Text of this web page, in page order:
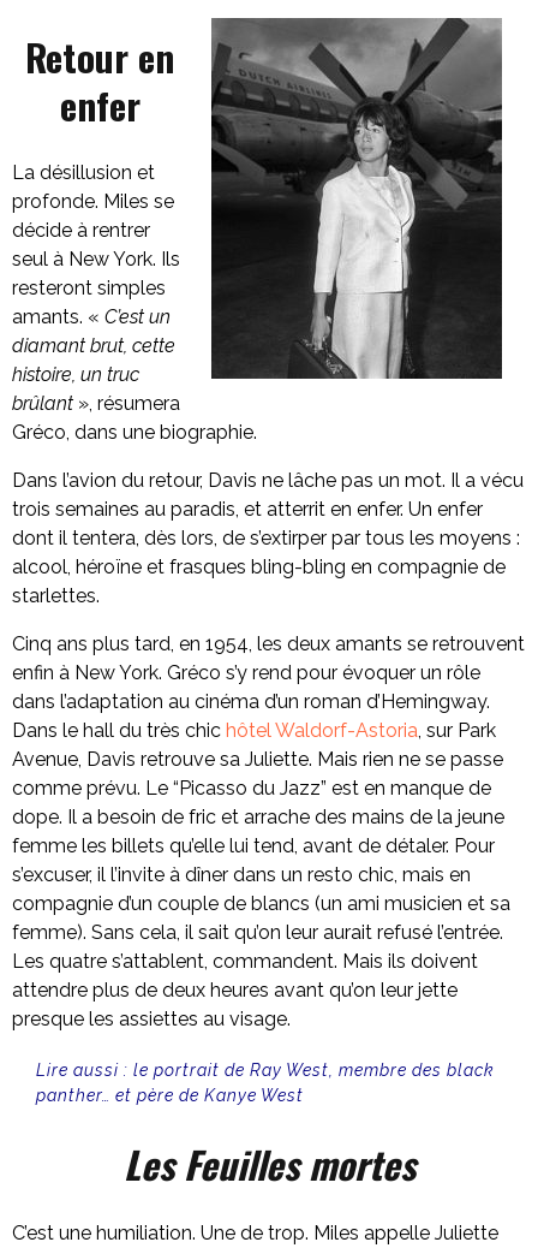
Retour en
enfer
La désillusion et
profonde. Miles se
décide à rentrer
seul à New York. Ils
resteront simples
amants. « C’est un
diamant brut, cette
histoire, un truc
brûlant », résumera
Gréco, dans une biographie.
Dans l’avion du retour, Davis ne lâche pas un mot. Il a vécu
trois semaines au paradis, et atterrit en enfer. Un enfer
dont il tentera, dès lors, de s’extirper par tous les moyens :
alcool, héroïne et frasques bling-bling en compagnie de
starlettes.
Cinq ans plus tard, en 1954, les deux amants se retrouvent
enfin à New York. Gréco s’y rend pour évoquer un rôle
dans l’adaptation au cinéma d’un roman d’Hemingway.
Dans le hall du très chic hôtel Waldorf-Astoria, sur Park
Avenue, Davis retrouve sa Juliette. Mais rien ne se passe
comme prévu. Le “Picasso du Jazz” est en manque de
dope. Il a besoin de fric et arrache des mains de la jeune
femme les billets qu’elle lui tend, avant de détaler. Pour
s’excuser, il l’invite à dîner dans un resto chic, mais en
compagnie d’un couple de blancs (un ami musicien et sa
femme). Sans cela, il sait qu’on leur aurait refusé l’entrée.
Les quatre s’attablent, commandent. Mais ils doivent
attendre plus de deux heures avant qu’on leur jette
presque les assiettes au visage.
Lire aussi : le portrait de Ray West, membre des black
panther… et père de Kanye West
Les Feuilles mortes
C’est une humiliation. Une de trop. Miles appelle Juliette